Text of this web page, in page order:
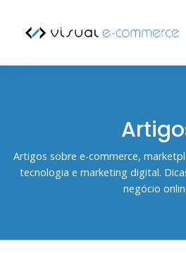
Artigos sobre e-commerce,
tecnologia e marketing digital.
negócio